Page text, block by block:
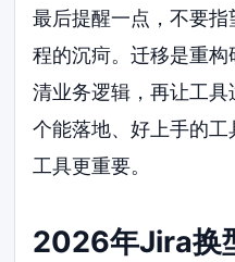
最后提醒一点，不要
程的沉疴。迁移是重
清业务逻辑，再让工
个能落地、好上手的
工具更重要。
2026年Jira换